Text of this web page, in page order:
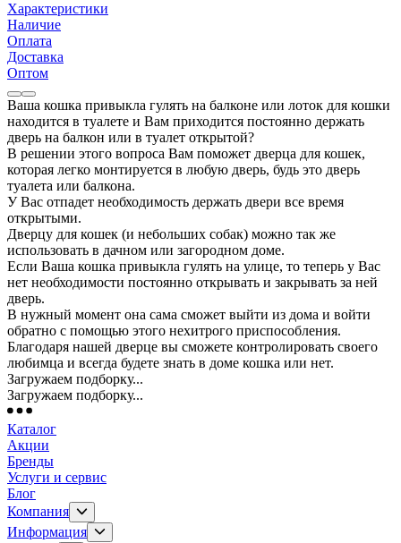
Характеристики
Наличие
Оплата
Доставка
Оптом
Ваша кошка привыкла гулять на балконе или лоток для кошки
находится в туалете и Вам приходится постоянно держать
дверь на балкон или в туалет открытой?
В решении этого вопроса Вам поможет дверца для кошек,
которая легко монтируется в любую дверь, будь это дверь
туалета или балкона.
У Вас отпадет необходимость держать двери все время
открытыми.
Дверцу для кошек (и небольших собак) можно так же
использовать в дачном или загородном доме.
Если Ваша кошка привыкла гулять на улице, то теперь у Вас
нет необходимости постоянно открывать и закрывать за ней
дверь.
В нужный момент она сама сможет выйти из дома и войти
обратно с помощью этого нехитрого приспособления.
Благодаря нашей дверце вы сможете контролировать своего
любимца и всегда будете знать в доме кошка или нет.
Загружаем подборку...
Загружаем подборку...
Каталог
Акции
Бренды
Услуги и сервис
Блог
Компания
Информация